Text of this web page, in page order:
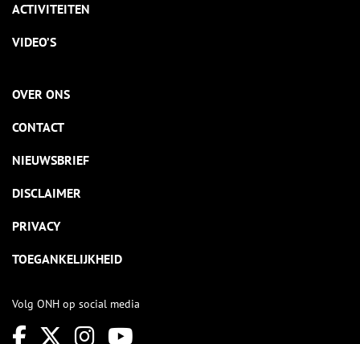
ACTIVITEITEN
VIDEO’S
OVER ONS
CONTACT
NIEUWSBRIEF
DISCLAIMER
PRIVACY
TOEGANKELIJKHEID
Volg ONH op social media